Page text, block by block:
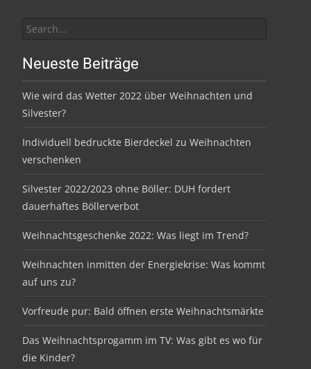
for:
Neueste Beiträge
Wie wird das Wetter 2022 über Weihnachten und
Silvester?
Individuell bedruckte Bierdeckel zu Weihnachten
verschenken
Silvester 2022/2023 ohne Böller: DUH fordert
dauerhaftes Böllerverbot
Weihnachtsgeschenke 2022: Was liegt im Trend?
Weihnachten inmitten der Energiekrise: Was kommt
auf uns zu?
Vorfreude pur: Bald öffnen erste Weihnachtsmärkte
Das Weihnachtsprogamm im TV: Was gibt es wo für
die Kinder?